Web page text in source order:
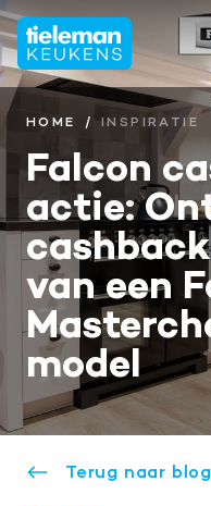
Home
Keukens
Onze collectie
Keukenmerken
Keukenfronten
Aanrechtbladen
Showroom
Inspiratie
Keukenstijlen
Keukenmagazine
Geplaatste
Maatwerk interieur
Nieuwbouw
Alle projecten
Onze diensten
Onze
Over ons
Awards
Aanschaf en
Geschiedenis
Contact
Afspraak maken
Bel mij terug
HOME INSPIRATIE
Falcon
actie:
van een
model
Terug naar